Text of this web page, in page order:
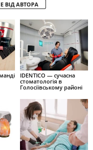
ВІД АВТОРА
IDENTICO — сучасна
стоматологія в
Голосіївському районі